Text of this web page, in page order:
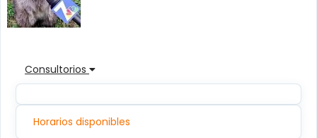
Consultorios
Horarios disponibles